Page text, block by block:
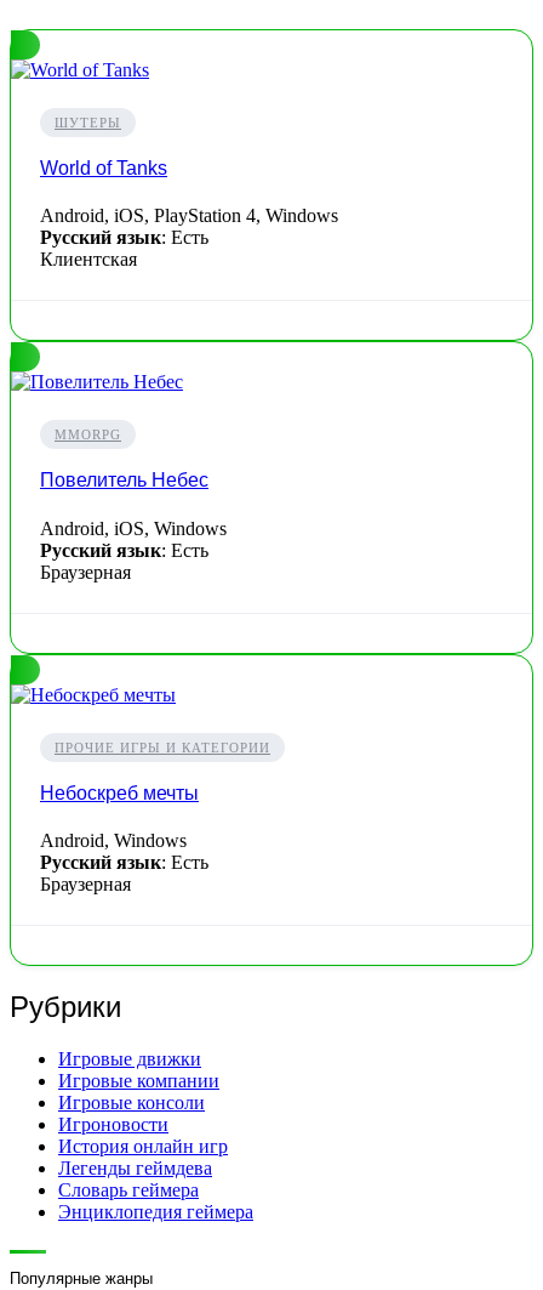
ШУТЕРЫ
World of Tanks
Android, iOS, PlayStation 4, Windows
Русский язык: Есть
Клиентская
MMORPG
Повелитель Небес
Android, iOS, Windows
Русский язык: Есть
Браузерная
ПРОЧИЕ ИГРЫ И КАТЕГОРИИ
Небоскреб мечты
Android, Windows
Русский язык: Есть
Браузерная
Рубрики
Игровые движки
Игровые компании
Игровые консоли
Игроновости
История онлайн игр
Легенды геймдева
Словарь геймера
Энциклопедия геймера
Популярные жанры